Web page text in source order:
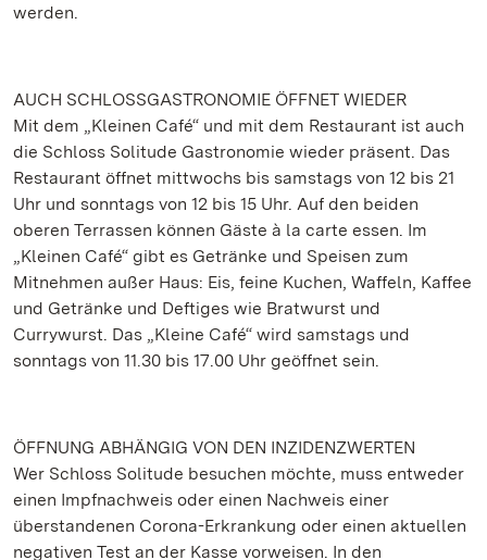
werden.
AUCH SCHLOSSGASTRONOMIE ÖFFNET WIEDER
Mit dem „Kleinen Café“ und mit dem Restaurant ist auch
die Schloss Solitude Gastronomie wieder präsent. Das
Restaurant öffnet mittwochs bis samstags von 12 bis 21
Uhr und sonntags von 12 bis 15 Uhr. Auf den beiden
oberen Terrassen können Gäste à la carte essen. Im
„Kleinen Café“ gibt es Getränke und Speisen zum
Mitnehmen außer Haus: Eis, feine Kuchen, Waffeln, Kaffee
und Getränke und Deftiges wie Bratwurst und
Currywurst. Das „Kleine Café“ wird samstags und
sonntags von 11.30 bis 17.00 Uhr geöffnet sein.
ÖFFNUNG ABHÄNGIG VON DEN INZIDENZWERTEN
Wer Schloss Solitude besuchen möchte, muss entweder
einen Impfnachweis oder einen Nachweis einer
überstandenen Corona-Erkrankung oder einen aktuellen
negativen Test an der Kasse vorweisen. In den